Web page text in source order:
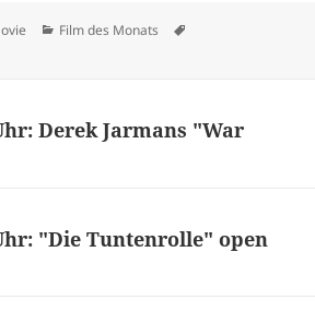
Kategorien
Film des Monats
Derek Jarmans "War
"Die Tuntenrolle" open